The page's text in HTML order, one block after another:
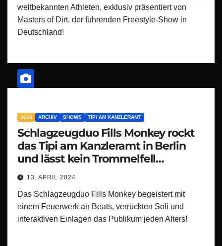
weltbekannten Athleten, exklusiv präsentiert von
Masters of Dirt, der führenden Freestyle-Show in
Deutschland!
2024 ARCHIV SHOWS TIPI AM KANZLERAMT
Schlagzeugduo Fills Monkey rockt
das Tipi am Kanzleramt in Berlin
und lässt kein Trommelfell
unberührt
13. APRIL 2024
Das Schlagzeugduo Fills Monkey begeistert mit
einem Feuerwerk an Beats, verrückten Soli und
interaktiven Einlagen das Publikum jeden Alters!